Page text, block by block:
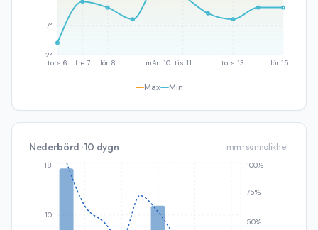
tors 6 fre 7 lör 8 mån 10 tis 11 tors 13 lör 15
2°
7°
Max Min
Nederbörd · 10 dygn mm · sannolikhet
10
18
50%
75%
100%